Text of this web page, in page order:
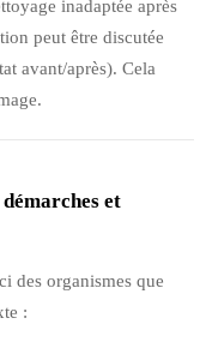
inadaptée après
peut être discutée
avant/après). Cela
et
des organismes que
: